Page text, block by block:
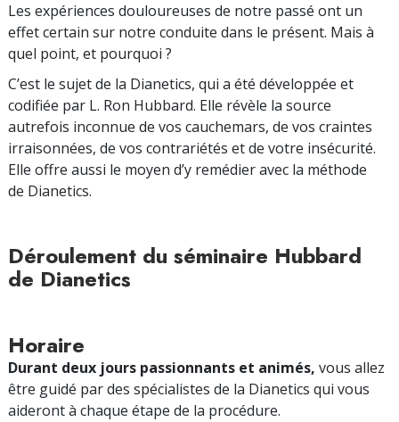
Les expériences douloureuses de notre passé ont un
effet certain sur notre conduite dans le présent. Mais à
quel point, et pourquoi ?
C’est le sujet de la Dianetics, qui a été développée et
codifiée par L. Ron Hubbard. Elle révèle la source
autrefois inconnue de vos cauchemars, de vos craintes
irraisonnées, de vos contrariétés et de votre insécurité.
Elle offre aussi le moyen d’y remédier avec la méthode
de Dianetics.
Déroulement du séminaire Hubbard
de Dianetics
Horaire
Durant deux jours passionnants et animés, vous allez
être guidé par des spécialistes de la Dianetics qui vous
aideront à chaque étape de la procédure.